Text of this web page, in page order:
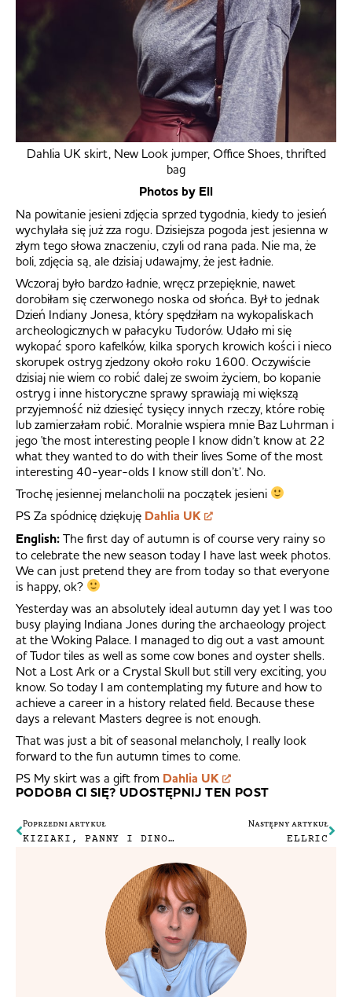
Dahlia UK skirt, New Look jumper, Office Shoes, thrifted
bag
Photos by Ell
Na powitanie jesieni zdjęcia sprzed tygodnia, kiedy to jesień
wychylała się już zza rogu. Dzisiejsza pogoda jest jesienna w
złym tego słowa znaczeniu, czyli od rana pada. Nie ma, że
boli, zdjęcia są, ale dzisiaj udawajmy, że jest ładnie.
Wczoraj było bardzo ładnie, wręcz przepięknie, nawet
dorobiłam się czerwonego noska od słońca. Był to jednak
Dzień Indiany Jonesa, który spędziłam na wykopaliskach
archeologicznych w pałacyku Tudorów. Udało mi się
wykopać sporo kafelków, kilka sporych krowich kości i nieco
skorupek ostryg zjedzony około roku 1600. Oczywiście
dzisiaj nie wiem co robić dalej ze swoim życiem, bo kopanie
ostryg i inne historyczne sprawy sprawiają mi większą
przyjemność niż dziesięć tysięcy innych rzeczy, które robię
lub zamierzałam robić. Moralnie wspiera mnie Baz Luhrman i
jego 'the most interesting people I know didn’t know at 22
what they wanted to do with their lives Some of the most
interesting 40-year-olds I know still don’t’. No.
Trochę jesiennej melancholii na początek jesieni
PS Za spódnicę dziękuję Dahlia UK
English: The first day of autumn is of course very rainy so
to celebrate the new season today I have last week photos.
We can just pretend they are from today so that everyone
is happy, ok?
Yesterday was an absolutely ideal autumn day yet I was too
busy playing Indiana Jones during the archaeology project
at the Woking Palace. I managed to dig out a vast amount
of Tudor tiles as well as some cow bones and oyster shells.
Not a Lost Ark or a Crystal Skull but still very exciting, you
know. So today I am contemplating my future and how to
achieve a career in a history related field. Because these
days a relevant Masters degree is not enough.
That was just a bit of seasonal melancholy, I really look
forward to the fun autumn times to come.
PS My skirt was a gift from Dahlia UK
PODOBA CI SIĘ? UDOSTĘPNIJ TEN POST
Poprzedni artykuł
KIZIAKI, PANNY I DINOZAURY
Następny artykuł
ELLRIC